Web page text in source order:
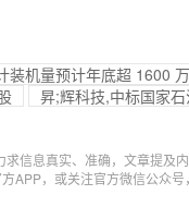
装机量预计年底超 1600
昇;辉科技,中标国家
求信息真实、准确，文章提及
方APP，或关注官方微信公众